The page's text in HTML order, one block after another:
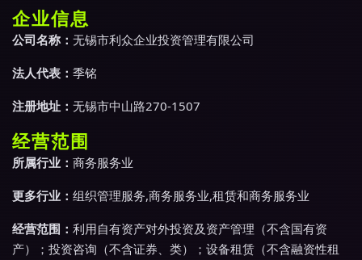
企业信息
公司名称： 无锡市利众企业投资管理有限公司
法人代表： 季铭
注册地址： 无锡市中山路270-1507
经营范围
所属行业： 商务服务业
更多行业： 组织管理服务,商务服务业,租赁和商务服务业
经营范围： 利用自有资产对外投资及资产管理（不含国有资
产）；投资咨询（不含证券、类）；设备租赁（不含融资性租